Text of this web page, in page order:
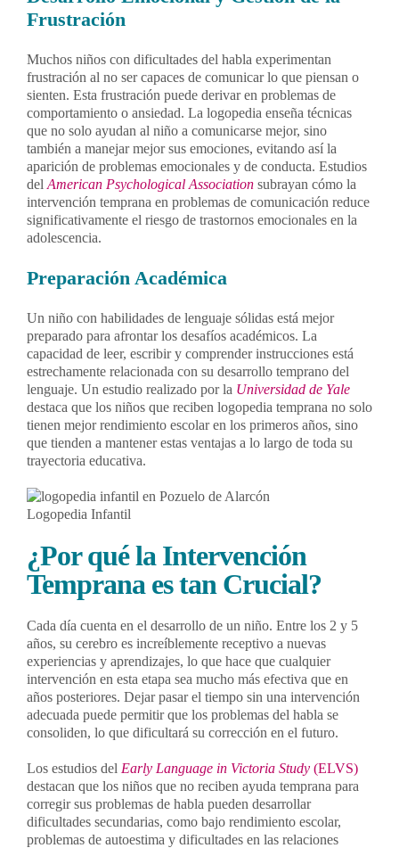
Frustración
Muchos niños con dificultades del habla experimentan
frustración al no ser capaces de comunicar lo que piensan o
sienten. Esta frustración puede derivar en problemas de
comportamiento o ansiedad. La logopedia enseña técnicas
que no solo ayudan al niño a comunicarse mejor, sino
también a manejar mejor sus emociones, evitando así la
aparición de problemas emocionales y de conducta. Estudios
del American Psychological Association subrayan cómo la
intervención temprana en problemas de comunicación reduce
significativamente el riesgo de trastornos emocionales en la
adolescencia.
Preparación Académica
Un niño con habilidades de lenguaje sólidas está mejor
preparado para afrontar los desafíos académicos. La
capacidad de leer, escribir y comprender instrucciones está
estrechamente relacionada con su desarrollo temprano del
lenguaje. Un estudio realizado por la Universidad de Yale
destaca que los niños que reciben logopedia temprana no solo
tienen mejor rendimiento escolar en los primeros años, sino
que tienden a mantener estas ventajas a lo largo de toda su
trayectoria educativa.
Logopedia Infantil
¿Por qué la Intervención
Temprana es tan Crucial?
Cada día cuenta en el desarrollo de un niño. Entre los 2 y 5
años, su cerebro es increíblemente receptivo a nuevas
experiencias y aprendizajes, lo que hace que cualquier
intervención en esta etapa sea mucho más efectiva que en
años posteriores. Dejar pasar el tiempo sin una intervención
adecuada puede permitir que los problemas del habla se
consoliden, lo que dificultará su corrección en el futuro.
Los estudios del Early Language in Victoria Study (ELVS)
destacan que los niños que no reciben ayuda temprana para
corregir sus problemas de habla pueden desarrollar
dificultades secundarias, como bajo rendimiento escolar,
problemas de autoestima y dificultades en las relaciones